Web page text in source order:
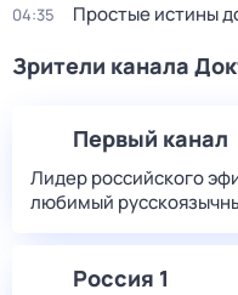
04:35 Простые истины
Зрители канала
Первый канал
Лидер российского
любимый
Россия 1